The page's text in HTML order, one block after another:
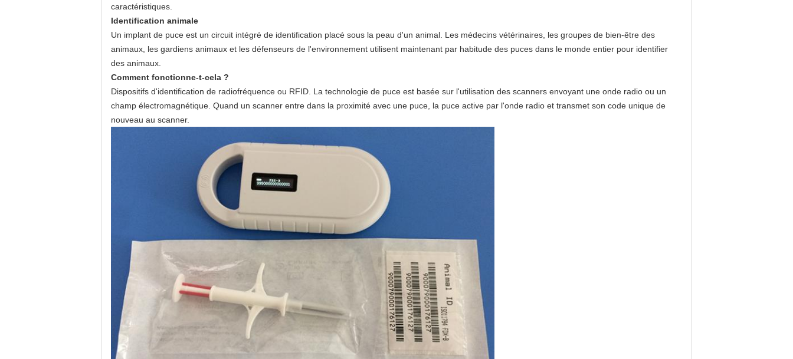
caractéristiques.
Identification animale
Un implant de puce est un circuit intégré de identification placé sous la peau d'un animal. Les médecins vétérinaires, les groupes de bien-être des
animaux, les gardiens animaux et les défenseurs de l'environnement utilisent maintenant par habitude des puces dans le monde entier pour identifier
des animaux.
Comment fonctionne-t-cela ?
Dispositifs d'identification de radiofréquence ou RFID. La technologie de puce est basée sur l'utilisation des scanners envoyant une onde radio ou un
champ électromagnétique. Quand un scanner entre dans la proximité avec une puce, la puce active par l'onde radio et transmet son code unique de
nouveau au scanner.